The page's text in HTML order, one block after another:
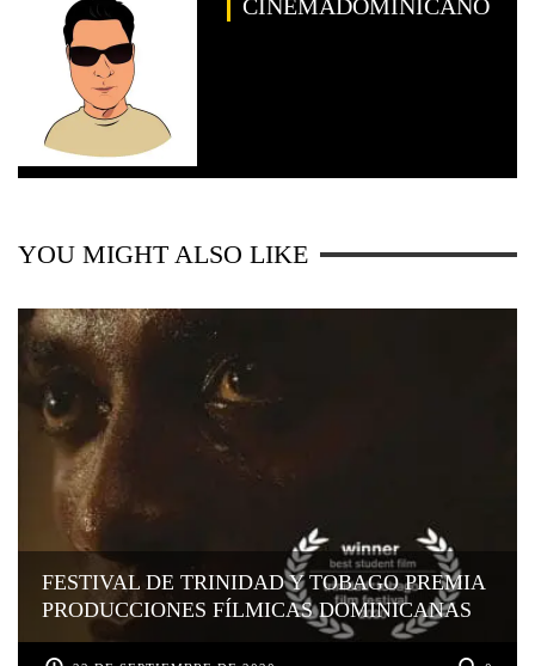
CINEMADOMINICANO
YOU MIGHT ALSO LIKE
FESTIVAL DE TRINIDAD Y TOBAGO PREMIA
PRODUCCIONES FÍLMICAS DOMINICANAS